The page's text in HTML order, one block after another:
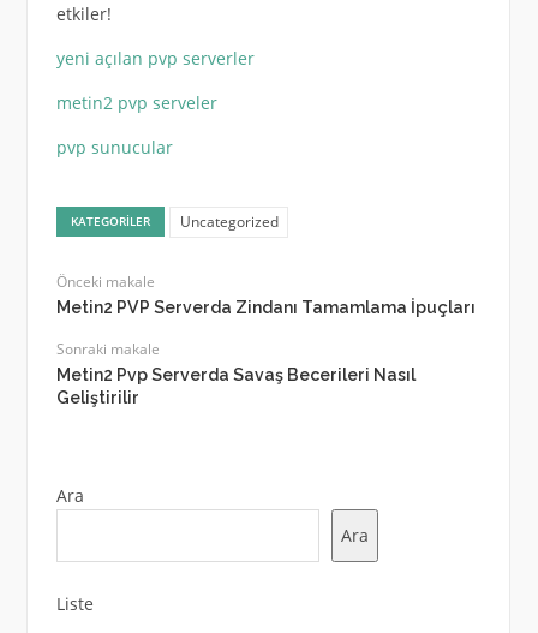
etkiler!
yeni açılan pvp serverler
metin2 pvp serveler
pvp sunucular
KATEGORILER Uncategorized
Önceki makale
Metin2 PVP Serverda Zindanı Tamamlama İpuçları
Sonraki makale
Metin2 Pvp Serverda Savaş Becerileri Nasıl
Geliştirilir
Ara
Ara
Liste